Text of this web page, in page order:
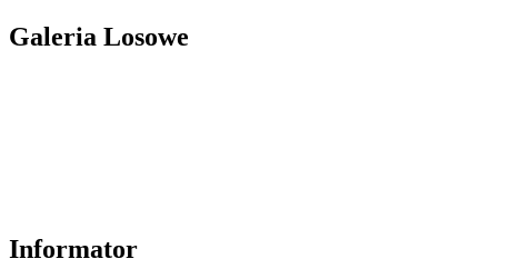
Galeria Losowe
Informator